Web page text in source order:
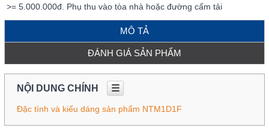
>= 5.000.000đ. Phụ thu vào tòa nhà hoặc đường cấm tải
MÔ TẢ
ĐÁNH GIÁ SẢN PHẨM
NỘI DUNG CHÍNH ☰
Đặc tính và kiểu dáng sản phẩm NTM1D1F